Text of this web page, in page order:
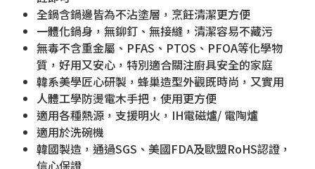
全鍋含鍋邊皆為不沾塗層，烹飪清潔更方便
一體化鍋身，無鉚釘、無接縫，清潔容易不藏污
無毒不含重金屬、PFAS、PTOS、PFOA等化學物
質，好用又安心，特別適合關注廚具安全的家庭
韓系美學匠心研製，蜂巢造型外觀既時尚，又實用
人體工學防燙電木手把，使用更方便
適用各種熱源，支援明火，IH電磁爐/ 電陶爐
適用於洗碗機
韓國製造，通過SGS、美國FDA及歐盟RoHS認證，